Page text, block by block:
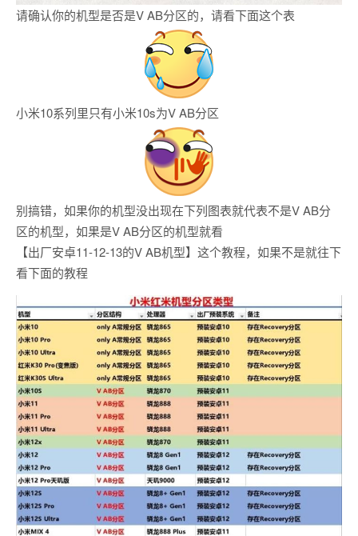
请确认你的机型是否是V AB分区的，请看下面这个表
小米10系列里只有小米10s为V AB分区
别搞错，如果你的机型没出现在下列图表就代表不是V AB分
区的机型，如果是V AB分区的机型就看
【出厂安卓11-12-13的V AB机型】这个教程，如果不是就往下
看下面的教程